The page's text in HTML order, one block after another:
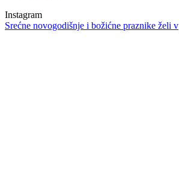
Instagram
Srećne novogodišnje i božićne praznike želi v